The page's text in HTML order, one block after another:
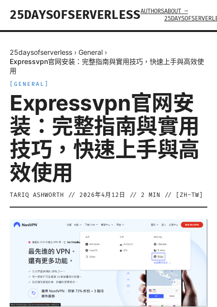
25DAYSOFSERVERLESSAUTHORSABOUT —
25daysofserverless › General ›
Expressvpn官网安装：完整指南與實用技巧，快速上手與高效使
用
GENERAL
Expressvpn官网安
装：完整指南與實用
技巧，快速上手與高
效使用
TARIQ ASHWORTH // 2026年4月12日 // 2 MIN // [ ZH-TW